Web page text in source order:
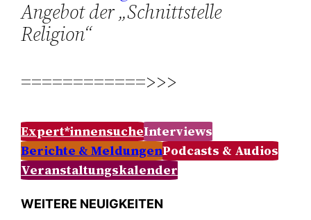
Angebot der „Schnittstelle
Religion“
============>>>
Expert*innensucheInterviews
Berichte & MeldungenPodcasts & Audios
Veranstaltungskalender
WEITERE NEUIGKEITEN